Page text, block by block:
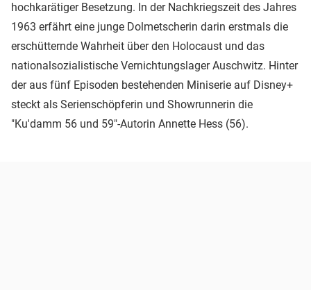
hochkarätiger Besetzung. In der Nachkriegszeit des Jahres
1963 erfährt eine junge Dolmetscherin darin erstmals die
erschütternde Wahrheit über den Holocaust und das
nationalsozialistische Vernichtungslager Auschwitz. Hinter
der aus fünf Episoden bestehenden Miniserie auf Disney+
steckt als Serienschöpferin und Showrunnerin die
"Ku'damm 56 und 59"-Autorin Annette Hess (56).